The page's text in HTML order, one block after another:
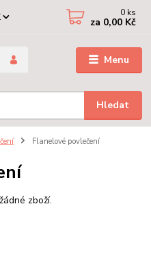
Menu
Hledat
0 ks
za 0,00 Kč
Flanelové povlečení
zboží.